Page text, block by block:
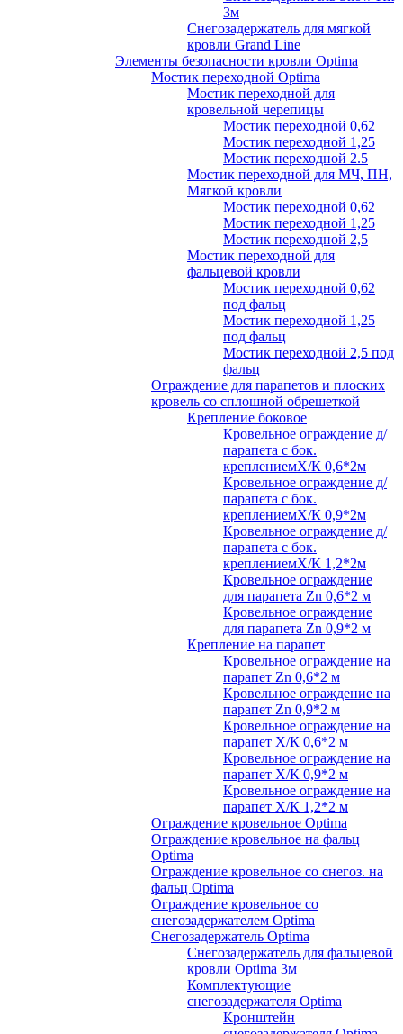
3м
Снегозадержатель для мягкой
кровли Grand Line
Элементы безопасности кровли Optima
Мостик переходной Optima
Мостик переходной для
кровельной черепицы
Мостик переходной 0,62
Мостик переходной 1,25
Мостик переходной 2.5
Мостик переходной для МЧ, ПН,
Мягкой кровли
Мостик переходной 0,62
Мостик переходной 1,25
Мостик переходной 2,5
Мостик переходной для
фальцевой кровли
Мостик переходной 0,62
под фальц
Мостик переходной 1,25
под фальц
Мостик переходной 2,5 под
фальц
Ограждение для парапетов и плоских
кровель со сплошной обрешеткой
Крепление боковое
Кровельное ограждение д/
парапета с бок.
креплениемХ/К 0,6*2м
Кровельное ограждение д/
парапета с бок.
креплениемХ/К 0,9*2м
Кровельное ограждение д/
парапета с бок.
креплениемХ/К 1,2*2м
Кровельное ограждение
для парапета Zn 0,6*2 м
Кровельное ограждение
для парапета Zn 0,9*2 м
Крепление на парапет
Кровельное ограждение на
парапет Zn 0,6*2 м
Кровельное ограждение на
парапет Zn 0,9*2 м
Кровельное ограждение на
парапет Х/К 0,6*2 м
Кровельное ограждение на
парапет Х/К 0,9*2 м
Кровельное ограждение на
парапет Х/К 1,2*2 м
Ограждение кровельное Optima
Ограждение кровельное на фальц
Optima
Ограждение кровельное со снегоз. на
фальц Optima
Ограждение кровельное со
снегозадержателем Optima
Снегозадержатель Optima
Снегозадержатель для фальцевой
кровли Optima 3м
Комплектующие
снегозадержателя Optima
Кронштейн